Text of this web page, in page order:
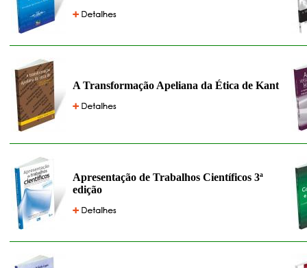
A Transformação Apeliana da Ética de Kant
Apresentação de Trabalhos Científicos 3ª
edição